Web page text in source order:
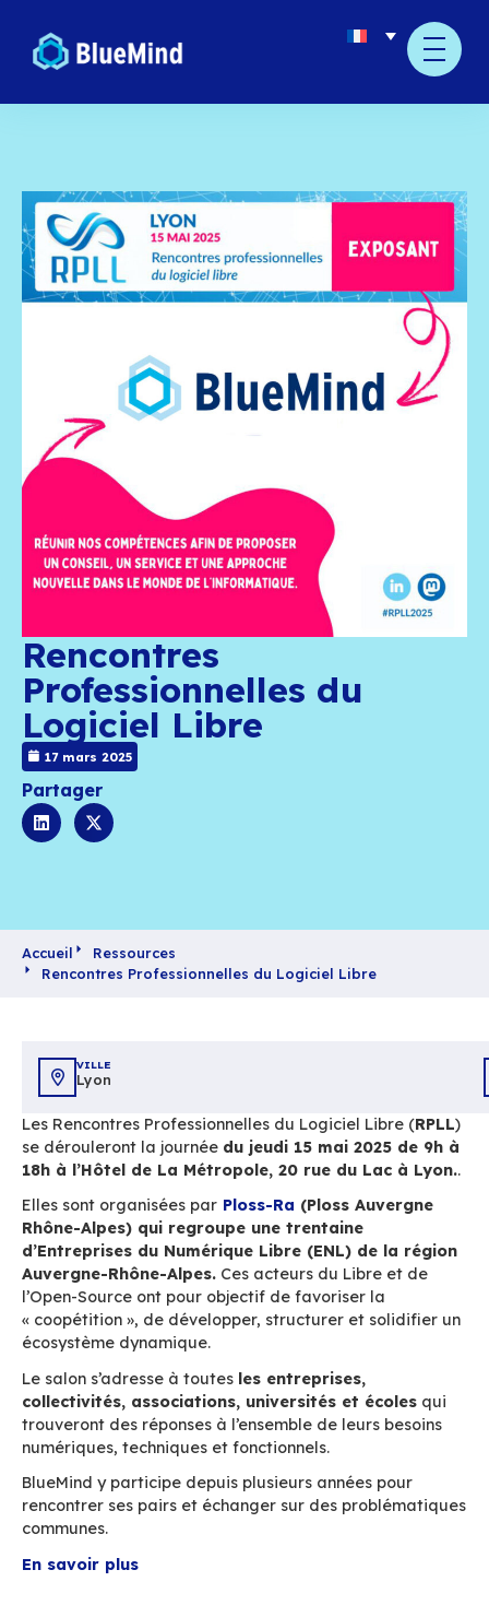
Rencontres
17 mars 2025
Partager
Rencontres Professionnelles du Logiciel Libre
VILLE
Lyon
Les Rencontres Professionnelles du Logiciel
se dérouleront la journéedu jeudi 15 mai
18h à l’Hôtel de La Métropole, 20 rue du
Elles sont organisées par Ploss-Ra(Ploss
Rhône-Alpes) qui regroupe une trentaine
d’Entreprises du Numérique Libre (ENL) de